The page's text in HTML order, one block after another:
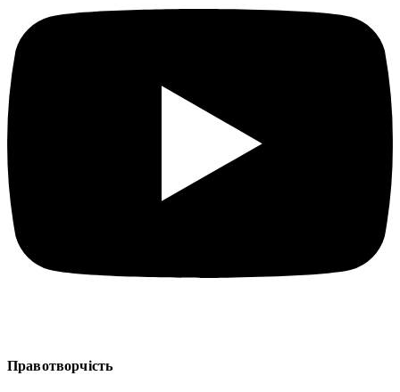
Правотворчість